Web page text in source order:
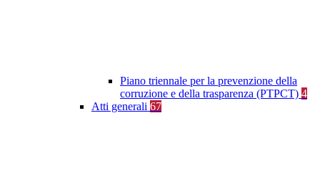
Piano triennale per la prevenzione della
corruzione e della trasparenza (PTPCT) 4
Atti generali 67